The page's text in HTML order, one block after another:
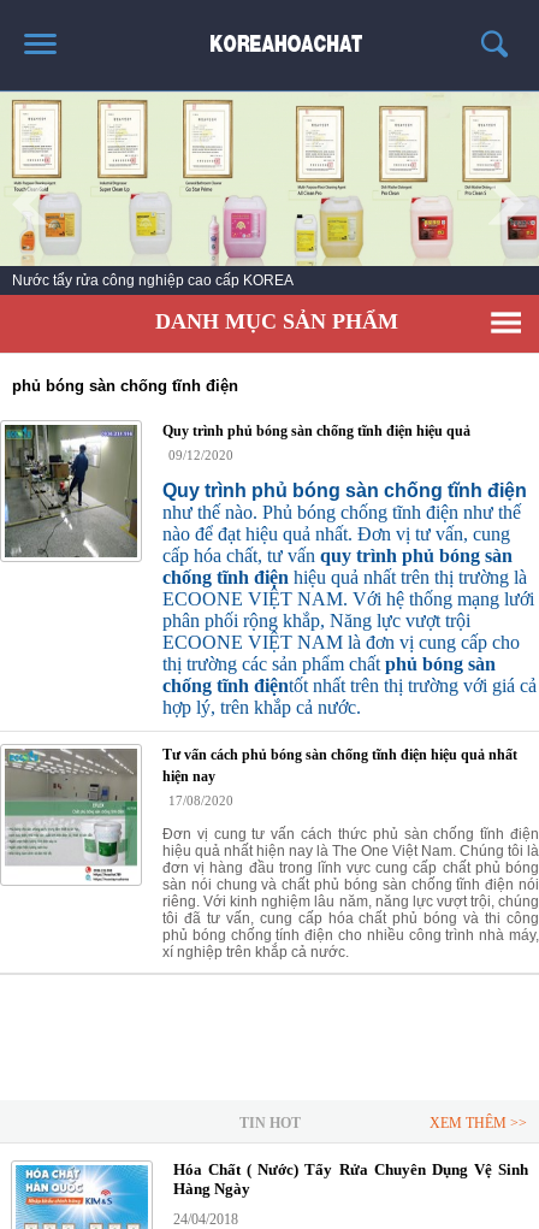
TRANG CHỦ
GIỚI THIỆU
THÔNG TIN SẢN PHẨM
TIN TỨC
LIÊN HỆ
Nước tẩy rửa công nghiệp cao cấp KOREA
DANH MỤC SẢN PHẨM
phủ bóng sàn chống tĩnh điện
Quy trình phủ bóng sàn chống tĩnh điện hiệu quả
09/12/2020
Quy trình phủ bóng sàn chống tĩnh điện
như thế nào. Phủ bóng chống tĩnh điện như thế
nào để đạt hiệu quả nhất. Đơn vị tư vấn, cung
cấp hóa chất, tư vấn quy trình phủ bóng sàn
chống tĩnh điện hiệu quả nhất trên thị trường là
ECOONE VIỆT NAM. Với hệ thống mạng lưới
phân phối rộng khắp, Năng lực vượt trội
ECOONE VIỆT NAM là đơn vị cung cấp cho
thị trường các sản phẩm chất phủ bóng sàn
chống tĩnh điệntốt nhất trên thị trường với giá cả
hợp lý, trên khắp cả nước.
Tư vấn cách phủ bóng sàn chống tĩnh điện hiệu quả nhất
hiện nay
17/08/2020
Đơn vị cung tư vấn cách thức phủ sàn chống tĩnh điện
hiệu quả nhất hiện nay là The One Việt Nam. Chúng tôi là
đơn vị hàng đầu trong lĩnh vực cung cấp chất phủ bóng
sàn nói chung và chất phủ bóng sàn chống tĩnh điện nói
riêng. Với kinh nghiệm lâu năm, năng lực vượt trội, chúng
tôi đã tư vấn, cung cấp hóa chất phủ bóng và thi công
phủ bóng chống tính điện cho nhiều công trình nhà máy,
xí nghiệp trên khắp cả nước.
TIN HOT XEM THÊM >>
Hóa Chất ( Nước) Tẩy Rửa Chuyên Dụng Vệ Sinh
Hàng Ngày
24/04/2018